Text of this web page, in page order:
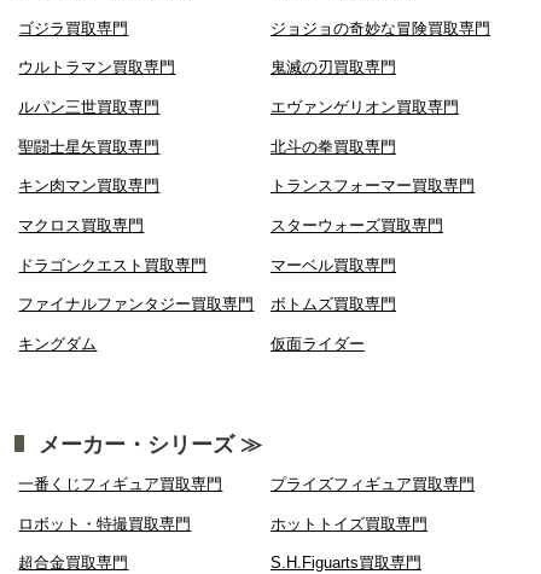
ゴジラ買取専門 ジョジョの奇妙な冒険買取専門
ウルトラマン買取専門 鬼滅の刃買取専門
ルパン三世買取専門 エヴァンゲリオン買取専門
聖闘士星矢買取専門 北斗の拳買取専門
キン肉マン買取専門 トランスフォーマー買取専門
マクロス買取専門 スターウォーズ買取専門
ドラゴンクエスト買取専門 マーベル買取専門
ファイナルファンタジー買取専門 ボトムズ買取専門
キングダム 仮面ライダー
メーカー・シリーズ ≫
一番くじフィギュア買取専門 プライズフィギュア買取専門
ロボット・特撮買取専門 ホットトイズ買取専門
超合金買取専門 S.H.Figuarts買取専門